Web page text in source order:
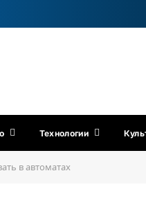
Технологии
в автоматах